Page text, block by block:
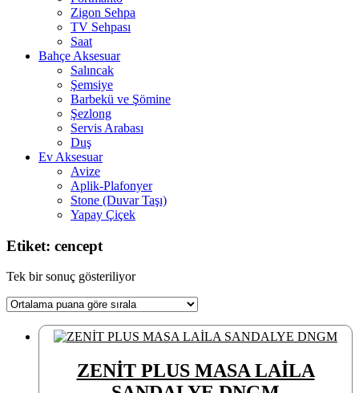
Zigon Sehpa
TV Sehpası
Saat
Bahçe Aksesuar
Salıncak
Şemsiye
Barbekü ve Şömine
Şezlong
Servis Arabası
Duş
Ev Aksesuar
Avize
Aplik-Plafonyer
Stone (Duvar Taşı)
Yapay Çiçek
Etiket: cencept
Tek bir sonuç gösteriliyor
ZENİT PLUS MASA LAİLA